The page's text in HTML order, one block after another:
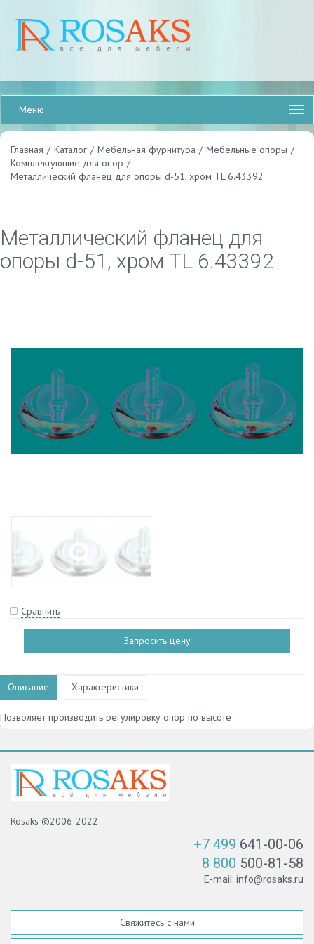
Меню
Главная / Каталог / Мебельная фурнитура / Мебельные опоры /
Комплектующие для опор /
Металлический фланец для опоры d-51, хром TL 6.43392
Металлический фланец для
опоры d-51, хром TL 6.43392
Сравнить
Запросить цену
Описание Характеристики
Позволяет производить регулировку опор по высоте
Rosaks ©2006-2022
+7 499 641-00-06
8 800 500-81-58
E-mail: info@rosaks.ru
Свяжитесь с нами